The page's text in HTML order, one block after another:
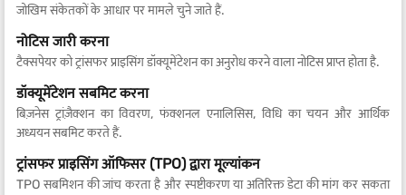
जोखिम संकेतकों के आधार पर मामले चुने जाते हैं.
नोटिस जारी करना
टैक्सपेयर को ट्रांसफर प्राइसिंग डॉक्यूमेंटेशन का अनुरोध करने वाला नोटिस प्राप्त होता है.
डॉक्यूमेंटेशन सबमिट करना
बिज़नेस ट्रांज़ैक्शन का विवरण, फंक्शनल एनालिसिस, विधि का चयन और आर्थिक
अध्ययन सबमिट करते हैं.
ट्रांसफर प्राइसिंग ऑफिसर (TPO) द्वारा मूल्यांकन
TPO सबमिशन की जांच करता है और स्पष्टीकरण या अतिरिक्त डेटा की मांग कर सकता